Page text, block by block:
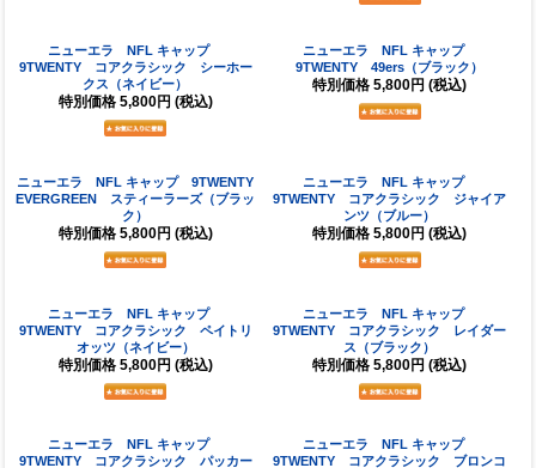
ニューエラ NFL キャップ
特別価格 5,800円 (税込)
ニューエラ NFL キャップ